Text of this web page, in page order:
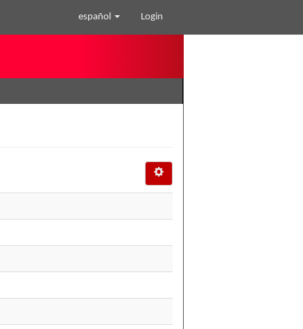
español Login